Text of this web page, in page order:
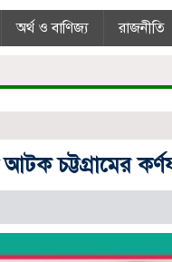
অর্থ ও বাণিজ্য রাজনীতি
আটক চট্টগ্রামের